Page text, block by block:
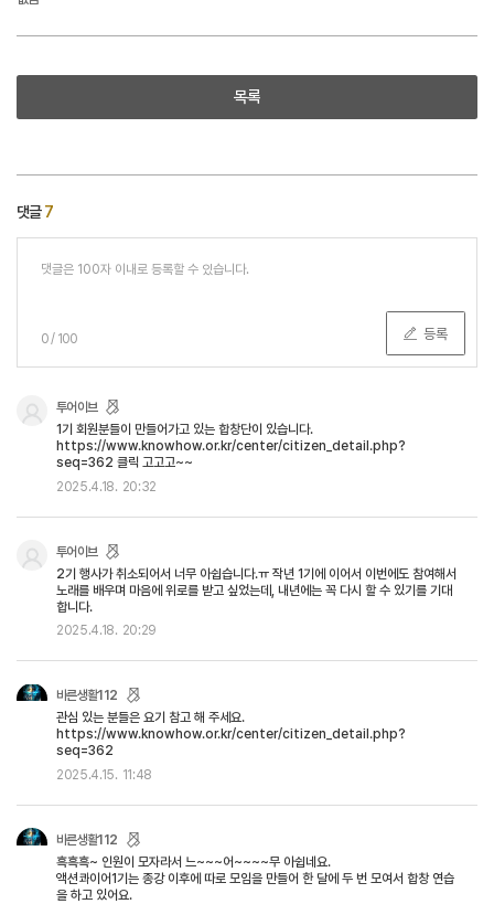
목록
댓글7
0/ 100 등록
투어이브
1기 회원분들이 만들어가고 있는 합창단이 있습니다.
https://www.knowhow.or.kr/center/citizen_detail.php?
seq=362 클릭 고고고~~
2025.4.18. 20:32
투어이브
2기 행사가 취소되어서 너무 아쉽습니다.ㅠ 작년 1기에 이어서 이번에도 참여해서
노래를 배우며 마음에 위로를 받고 싶었는데, 내년에는 꼭 다시 할 수 있기를 기대
합니다.
2025.4.18. 20:29
바른생활112
관심 있는 분들은 요기 참고 해 주세요.
https://www.knowhow.or.kr/center/citizen_detail.php?
seq=362
2025.4.15. 11:48
바른생활112
흑흑흑~ 인원이 모자라서 느~~~어~~~~무 아쉽네요.
액션콰이어1기는 종강 이후에 따로 모임을 만들어 한 달에 두 번 모여서 합창 연습
을 하고 있어요.